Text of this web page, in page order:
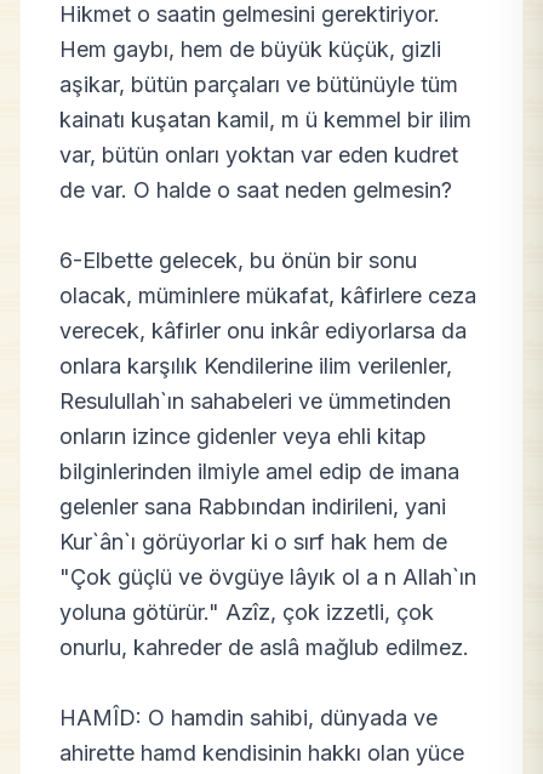
Hikmet o saatin gelmesini gerektiriyor.
Hem gaybı, hem de büyük küçük, gizli
aşikar, bütün parçaları ve bütünüyle tüm
kainatı kuşatan kamil, m ü kemmel bir ilim
var, bütün onları yoktan var eden kudret
de var. O halde o saat neden gelmesin?
6-Elbette gelecek, bu önün bir sonu
olacak, müminlere mükafat, kâfirlere ceza
verecek, kâfirler onu inkâr ediyorlarsa da
onlara karşılık Kendilerine ilim verilenler,
Resulullah`ın sahabeleri ve ümmetinden
onların izince gidenler veya ehli kitap
bilginlerinden ilmiyle amel edip de imana
gelenler sana Rabbından indirileni, yani
Kur`ân`ı görüyorlar ki o sırf hak hem de
"Çok güçlü ve övgüye lâyık ol a n Allah`ın
yoluna götürür." Azîz, çok izzetli, çok
onurlu, kahreder de aslâ mağlub edilmez.
HAMÎD: O hamdin sahibi, dünyada ve
ahirette hamd kendisinin hakkı olan yüce